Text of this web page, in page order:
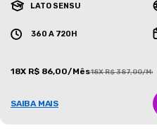
LATO SENSU
360 A 720H
18X R$ 86,00/Mês18X R$ 387,00/Mês
SAIBA MAIS